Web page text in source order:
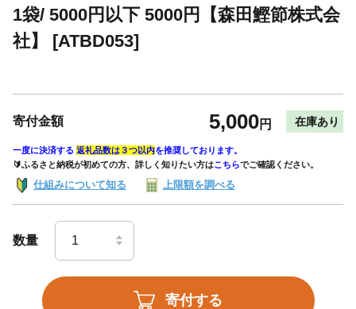
1袋/ 5000円以下 5000円【森田鰹節株式会
社】 [ATBD053]
寄付金額 5,000円 在庫あり
一度に決済する 返礼品数は３つ以内を推奨しております。
🔰ふるさと納税が初めての方、詳しく知りたい方はこちらでご確認ください。
仕組みについて知る 上限額を調べる
数量
寄付する